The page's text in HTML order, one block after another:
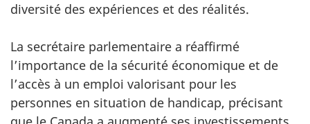
diversité des expériences et des réalités.
La secrétaire parlementaire a réaffirmé
l’importance de la sécurité économique et de
l’accès à un emploi valorisant pour les
personnes en situation de handicap, précisant